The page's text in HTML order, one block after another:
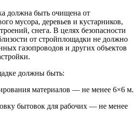
должна быть очищена от
мусора, деревьев и кустарников,
снега. В целях безопасности
от стройплощадки не должно
газопроводов и других объектов
должны быть:
материалов — не менее 6×6 м.
бытовок для рабочих — не менее